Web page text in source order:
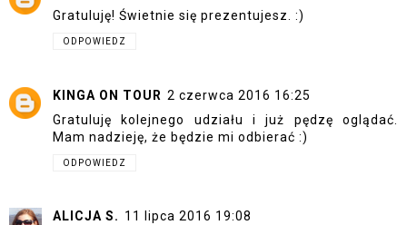
Gratuluję! Świetnie się prezentujesz. :)
ODPOWIEDZ
KINGA ON TOUR 2 czerwca 2016 16:25
Gratuluję kolejnego udziału i już pędzę oglądać.
Mam nadzieję, że będzie mi odbierać :)
ODPOWIEDZ
ALICJA S. 11 lipca 2016 19:08